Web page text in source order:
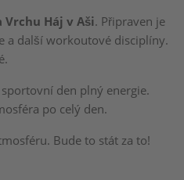
Háj v Aši. Připraven je
a další workoutové disciplíny.
den plný energie.
po celý den.
Bude to stát za to!